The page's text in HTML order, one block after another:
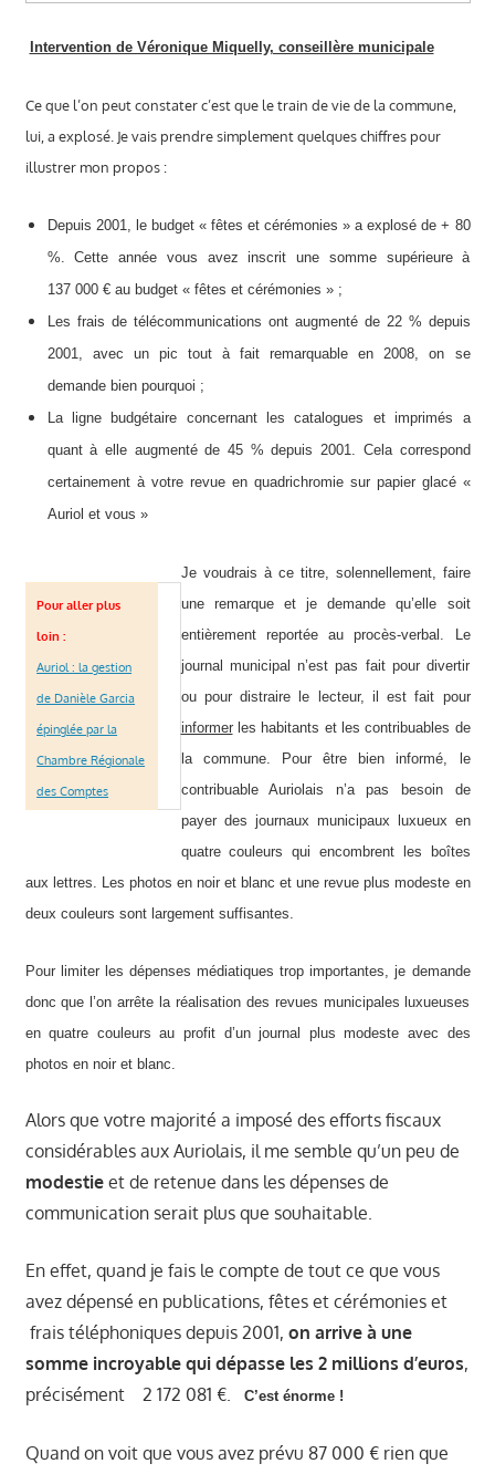
Intervention de Véronique Miquelly, conseillère municipale
Ce que l’on peut constater c’est que le train de vie de la commune,
lui, a explosé. Je vais prendre simplement quelques chiffres pour
illustrer mon propos :
Depuis 2001, le budget « fêtes et cérémonies » a explosé de + 80
%. Cette année vous avez inscrit une somme supérieure à
137 000 € au budget « fêtes et cérémonies » ;
Les frais de télécommunications ont augmenté de 22 % depuis
2001, avec un pic tout à fait remarquable en 2008, on se
demande bien pourquoi ;
La ligne budgétaire concernant les catalogues et imprimés a
quant à elle augmenté de 45 % depuis 2001. Cela correspond
certainement à votre revue en quadrichromie sur papier glacé «
Auriol et vous »
Pour aller plus
loin :
Auriol : la gestion
de Danièle Garcia
épinglée par la
Chambre Régionale
des Comptes
Je voudrais à ce titre, solennellement, faire
une remarque et je demande qu’elle soit
entièrement reportée au procès-verbal. Le
journal municipal n’est pas fait pour divertir
ou pour distraire le lecteur, il est fait pour
informerles habitants et les contribuables de
la commune. Pour être bien informé, le
contribuable Auriolais n’a pas besoin de
payer des journaux municipaux luxueux en
quatre couleurs qui encombrent les boîtes
aux lettres. Les photos en noir et blanc et une revue plus modeste en
deux couleurs sont largement suffisantes.
Pour limiter les dépenses médiatiques trop importantes, je demande
donc que l’on arrête la réalisation des revues municipales luxueuses
en quatre couleurs au profit d’un journal plus modeste avec des
photos en noir et blanc.
Alors que votre majorité a imposé des efforts fiscaux
considérables aux Auriolais, il me semble qu’un peu de
modestieet de retenue dans les dépenses de
communication serait plus que souhaitable.
En effet, quand je fais le compte de tout ce que vous
avez dépensé en publications, fêtes et cérémonies et
frais téléphoniques depuis 2001, on arrive à une
somme incroyable qui dépasse les 2 millions d’euros,
précisément
2 172 081 €. C’est énorme !
Quand on voit que vous avez prévu 87 000 € rien que